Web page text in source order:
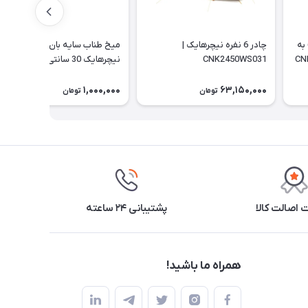
چادر نیچرهایک مدل ویلیج 6 به
چادر 6 نفره نیچرهایک |
CNK2450WS031
63,150,000 تومان
میخ طناب سایه بان و چادر
نیچرهایک 30 سانتی |
1,000,000 تومان
اصالت کالا پشتیبانی ۲۴ ساعته
همراه ما باشید!